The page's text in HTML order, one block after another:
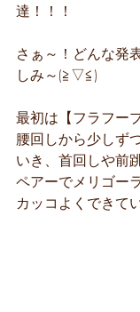
達！！！
さぁ～！どんな発
しみ～(≧▽≦)
最初は【フラフー
腰回しから少しず
いき、首回しや前
ペアーでメリゴー
カッコよくできて